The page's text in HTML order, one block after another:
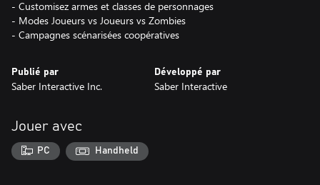
- Customisez armes et classes de personnages
- Modes Joueurs vs Joueurs vs Zombies
- Campagnes scénarisées coopératives
Publié par
Saber Interactive Inc.
Développé par
Saber Interactive
Jouer avec
PC Handheld